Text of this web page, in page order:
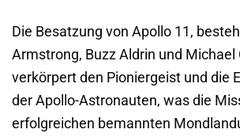
Die Besatzung von Apollo 11,
Armstrong, Buzz Aldrin und Michael
verkörpert den Pioniergeist und die
der Apollo-Astronauten, was die
erfolgreichen bemannten